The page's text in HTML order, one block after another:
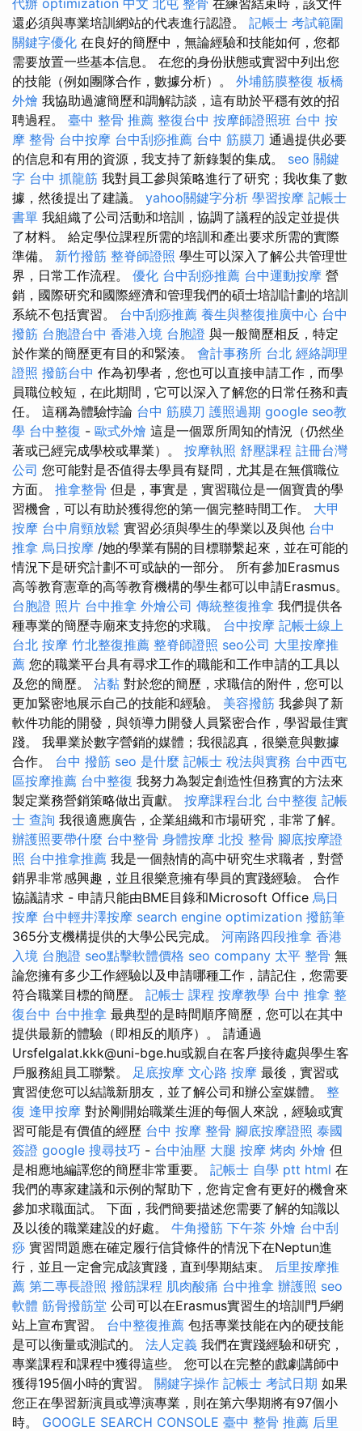
代辦 optimization 中文 北屯 整骨 在練習結束時，該文件
還必須與專業培訓網站的代表進行認證。 記帳士 考試範圍
關鍵字優化 在良好的簡歷中，無論經驗和技能如何，您都
需要放置一些基本信息。 在您的身份狀態或實習中列出您
的技能（例如團隊合作，數據分析）。 外埔筋膜整復 板橋
外燴 我協助過濾簡歷和調解訪談，這有助於平穩有效的招
聘過程。 臺中 整骨 推薦 整復台中 按摩師證照班 台中 按
摩 整骨 台中按摩 台中刮痧推薦 台中 筋膜刀 通過提供必要
的信息和有用的資源，我支持了新錄製的集成。 seo 關鍵
字 台中 抓龍筋 我對員工參與策略進行了研究；我收集了數
據，然後提出了建議。 yahoo關鍵字分析 學習按摩 記帳士
書單 我組織了公司活動和培訓，協調了議程的設定並提供
了材料。 給定學位課程所需的培訓和產出要求所需的實際
準備。 新竹撥筋 整脊師證照 學生可以深入了解公共管理世
界，日常工作流程。 優化 台中刮痧推薦 台中運動按摩 營
銷，國際研究和國際經濟和管理我們的碩士培訓計劃的培訓
系統不包括實習。 台中刮痧推薦 養生與整復推廣中心 台中
撥筋 台胞證台中 香港入境 台胞證 與一般簡歷相反，特定
於作業的簡歷更有目的和緊湊。 會計事務所 台北 經絡調理
證照 撥筋台中 作為初學者，您也可以直接申請工作，而學
員職位較短，在此期間，它可以深入了解您的日常任務和責
任。 這稱為體驗悖論 台中 筋膜刀 護照過期 google seo教
學 台中整復 - 歐式外燴 這是一個眾所周知的情況（仍然坐
著或已經完成學校或畢業）。 按摩執照 舒壓課程 註冊台灣
公司 您可能對是否值得去學員有疑問，尤其是在無償職位
方面。 推拿整骨 但是，事實是，實習職位是一個寶貴的學
習機會，可以有助於獲得您的第一個完整時間工作。 大甲
按摩 台中肩頸放鬆 實習必須與學生的學業以及與他 台中
推拿 烏日按摩 /她的學業有關的目標聯繫起來，並在可能的
情況下是研究計劃不可或缺的一部分。 所有參加Erasmus
高等教育憲章的高等教育機構的學生都可以申請Erasmus。
台胞證 照片 台中推拿 外燴公司 傳統整復推拿 我們提供各
種專業的簡歷寺廟來支持您的求職。 台中按摩 記帳士線上
台北 按摩 竹北整復推薦 整脊師證照 seo公司 大里按摩推
薦 您的職業平台具有尋求工作的職能和工作申請的工具以
及您的簡歷。 沾黏 對於您的簡歷，求職信的附件，您可以
更加緊密地展示自己的技能和經驗。 美容撥筋 我參與了新
軟件功能的開發，與領導力開發人員緊密合作，學習最佳實
踐。 我畢業於數字營銷的媒體；我很認真，很樂意與數據
合作。 台中 撥筋 seo 是什麼 記帳士 稅法與實務 台中西屯
區按摩推薦 台中整復 我努力為製定創造性但務實的方法來
製定業務營銷策略做出貢獻。 按摩課程台北 台中整復 記帳
士 查詢 我很適應廣告，企業組織和市場研究，非常了解。
辦護照要帶什麼 台中整骨 身體按摩 北投 整骨 腳底按摩證
照 台中推拿推薦 我是一個熱情的高中研究生求職者，對營
銷界非常感興趣，並且很樂意擁有學員的實踐經驗。 合作
協議請求 - 申請只能由BME目錄和Microsoft Office 烏日
按摩 台中輕井澤按摩 search engine optimization 撥筋筆
365分支機構提供的大學公民完成。 河南路四段推拿 香港
入境 台胞證 seo點擊軟體價格 seo company 太平 整骨 無
論您擁有多少工作經驗以及申請哪種工作，請記住，您需要
符合職業目標的簡歷。 記帳士 課程 按摩教學 台中 推拿 整
復台中 台中推拿 最典型的是時間順序簡歷，您可以在其中
提供最新的體驗（即相反的順序）。 請通過
Ursfelgalat.kkk@uni-bge.hu或親自在客戶接待處與學生客
戶服務組員工聯繫。 足底按摩 文心路 按摩 最後，實習或
實習使您可以結識新朋友，並了解公司和辦公室媒體。 整
復 逢甲按摩 對於剛開始職業生涯的每個人來說，經驗或實
習可能是有價值的經歷 台中 按摩 整骨 腳底按摩證照 泰國
簽證 google 搜尋技巧 - 台中油壓 大腿 按摩 烤肉 外燴 但
是相應地編譯您的簡歷非常重要。 記帳士 自學 ptt html 在
我們的專家建議和示例的幫助下，您肯定會有更好的機會來
參加求職面試。 下面，我們簡要描述您需要了解的知識以
及以後的職業建設的好處。 牛角撥筋 下午茶 外燴 台中刮
痧 實習問題應在確定履行信貸條件的情況下在Neptun進
行，並且一定會完成該實踐，直到學期結束。 后里按摩推
薦 第二專長證照 撥筋課程 肌肉酸痛 台中推拿 辦護照 seo
軟體 筋骨撥筋堂 公司可以在Erasmus實習生的培訓門戶網
站上宣布實習。 台中整復推薦 包括專業技能在內的硬技能
是可以衡量或測試的。 法人定義 我們在實踐經驗和研究，
專業課程和課程中獲得這些。 您可以在完整的戲劇講師中
獲得195個小時的實習。 關鍵字操作 記帳士 考試日期 如果
您正在學習新演員或導演專業，則在第六學期將有97個小
時。 GOOGLE SEARCH CONSOLE 臺中 整骨 推薦 后里